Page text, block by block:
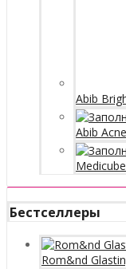
Abib
Abib
Бестселлеры
Rom&nd